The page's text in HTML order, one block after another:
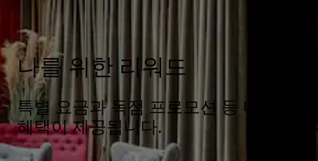
나를 위한 리워드
특별 요금과 독점 프로모션 등 다양한
혜택이 제공됩니다.